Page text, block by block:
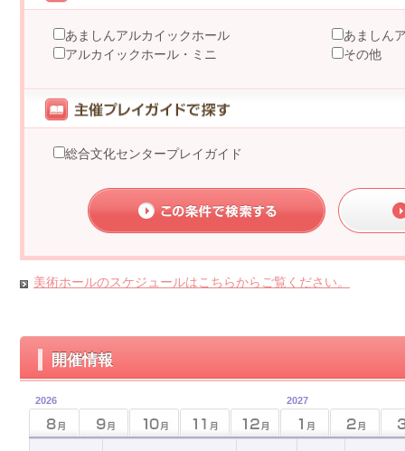
あましんアルカイックホール
あましん
アルカイックホール・ミニ
その他
総合文化センタープレイガイド
美術ホールのスケジュールはこちらからご覧ください。
開催情報
2026 2027